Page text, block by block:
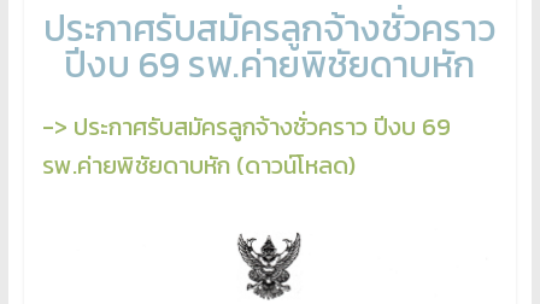
ประกาศรับสมัครลูกจ้างชั่วคราว
ปีงบ 69 รพ.ค่ายพิชัยดาบหัก
-> ประกาศรับสมัครลูกจ้างชั่วคราว ปีงบ 69
รพ.ค่ายพิชัยดาบหัก (ดาวน์โหลด)